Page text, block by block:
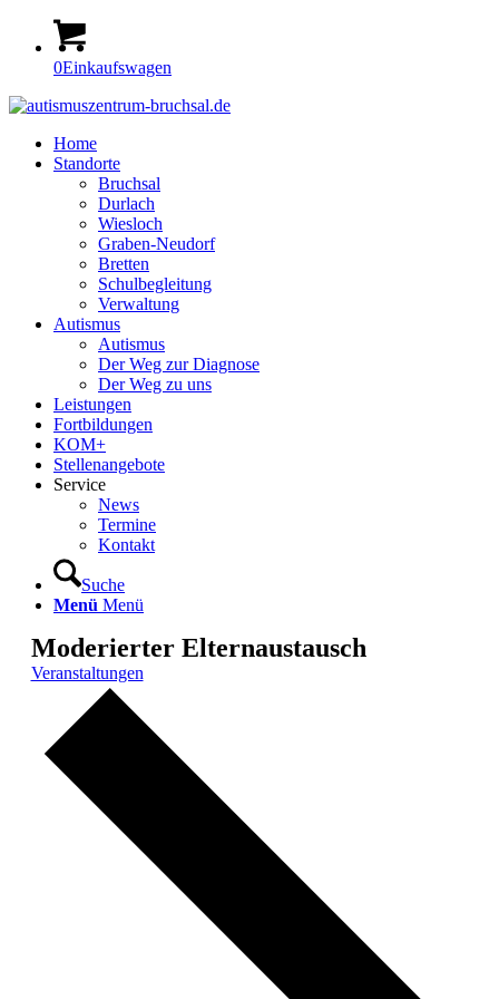
0Einkaufswagen
Home
Standorte
Bruchsal
Durlach
Wiesloch
Graben-Neudorf
Bretten
Schulbegleitung
Verwaltung
Autismus
Autismus
Der Weg zur Diagnose
Der Weg zu uns
Leistungen
Fortbildungen
KOM+
Stellenangebote
Service
News
Termine
Kontakt
Suche
Menü Menü
Moderierter Elternaustausch
Veranstaltungen